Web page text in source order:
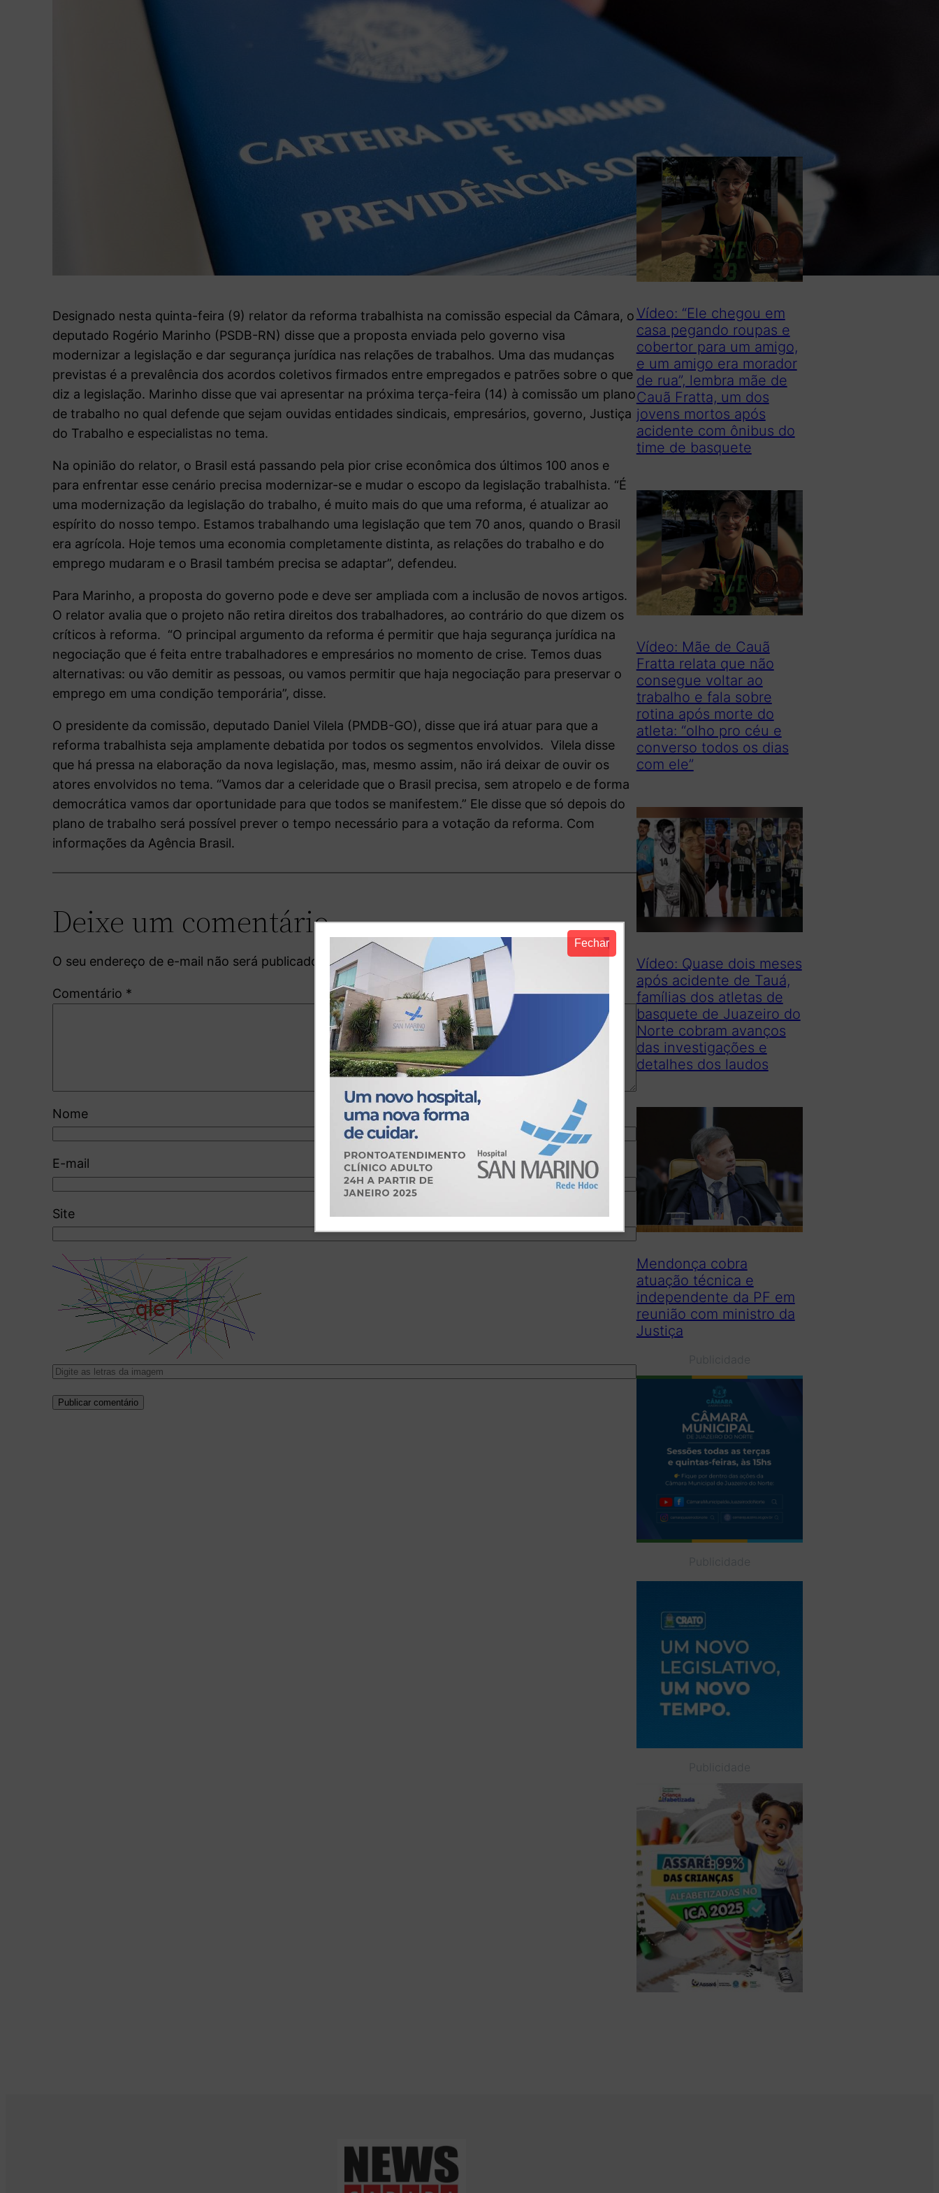
Fechar
Designado nesta quinta-feira (9) relator da reforma trabalhista na comissão especial da Câmara, o
deputado Rogério Marinho (PSDB-RN) disse que a proposta enviada pelo governo visa
modernizar a legislação e dar segurança jurídica nas relações de trabalhos. Uma das mudanças
previstas é a prevalência dos acordos coletivos firmados entre empregados e patrões sobre o que
diz a legislação. Marinho disse que vai apresentar na próxima terça-feira (14) à comissão um plano
de trabalho no qual defende que sejam ouvidas entidades sindicais, empresários, governo, Justiça
do Trabalho e especialistas no tema.
Na opinião do relator, o Brasil está passando pela pior crise econômica dos últimos 100 anos e
para enfrentar esse cenário precisa modernizar-se e mudar o escopo da legislação trabalhista. “É
uma modernização da legislação do trabalho, é muito mais do que uma reforma, é atualizar ao
espírito do nosso tempo. Estamos trabalhando uma legislação que tem 70 anos, quando o Brasil
era agrícola. Hoje temos uma economia completamente distinta, as relações do trabalho e do
emprego mudaram e o Brasil também precisa se adaptar”, defendeu.
Para Marinho, a proposta do governo pode e deve ser ampliada com a inclusão de novos artigos.
O relator avalia que o projeto não retira direitos dos trabalhadores, ao contrário do que dizem os
críticos à reforma. “O principal argumento da reforma é permitir que haja segurança jurídica na
negociação que é feita entre trabalhadores e empresários no momento de crise. Temos duas
alternativas: ou vão demitir as pessoas, ou vamos permitir que haja negociação para preservar o
emprego em uma condição temporária”, disse.
O presidente da comissão, deputado Daniel Vilela (PMDB-GO), disse que irá atuar para que a
reforma trabalhista seja amplamente debatida por todos os segmentos envolvidos. Vilela disse
que há pressa na elaboração da nova legislação, mas, mesmo assim, não irá deixar de ouvir os
atores envolvidos no tema. “Vamos dar a celeridade que o Brasil precisa, sem atropelo e de forma
democrática vamos dar oportunidade para que todos se manifestem.” Ele disse que só depois do
plano de trabalho será possível prever o tempo necessário para a votação da reforma. Com
informações da Agência Brasil.
Deixe um comentário
O seu endereço de e-mail não será publicado. Campos obrigatórios são marcados com*
Comentário *
Nome
E-mail
Site
todos tenha
conhecimento para que
nunca mais nenhuma
mãe perca sua alma
gêmea”
Vídeo: “Ele chegou em
casa pegando roupas e
cobertor para um amigo,
e um amigo era morador
de rua”, lembra mãe de
Cauã Fratta, um dos
jovens mortos após
acidente com ônibus do
time de basquete
Vídeo: Mãe de Cauã
Fratta relata que não
consegue voltar ao
trabalho e fala sobre
rotina após morte do
atleta: “olho pro céu e
converso todos os dias
com ele”
Vídeo: Quase dois meses
após acidente de Tauá,
famílias dos atletas de
basquete de Juazeiro do
Norte cobram avanços
das investigações e
detalhes dos laudos
Mendonça cobra
atuação técnica e
independente da PF em
reunião com ministro da
Justiça
Publicidade
Publicidade
Publicidade